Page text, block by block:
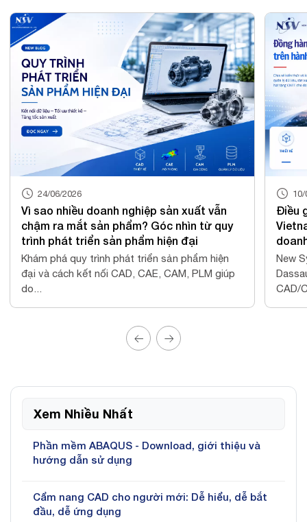
24/06/2026
Vì sao nhiều doanh nghiệp sản xuất vẫn
chậm ra mắt sản phẩm? Góc nhìn từ quy
trình phát triển sản phẩm hiện đại
Khám phá quy trình phát triển sản phẩm hiện
đại và cách kết nối CAD, CAE, CAM, PLM giúp
do...
10/
Điều
New
CAD/
Xem Nhiều Nhất
Phần mềm ABAQUS - Download, giới thiệu và
hướng dẫn sử dụng
Cẩm nang CAD cho người mới: Dễ hiểu, dễ bắt
đầu, dễ ứng dụng